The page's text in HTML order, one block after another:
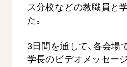
ス分校などの教職員と
た。
3日間を通して、各会場
学長のビデオメッセー